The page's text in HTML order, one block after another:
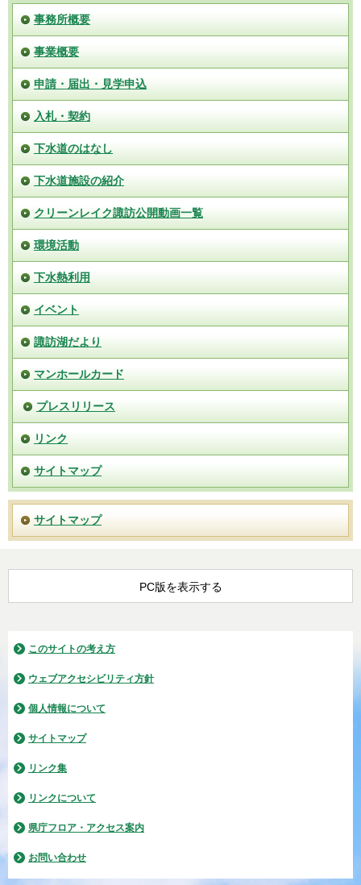
事務所概要
事業概要
申請・届出・見学申込
入札・契約
下水道のはなし
下水道施設の紹介
クリーンレイク諏訪公開動画一覧
環境活動
下水熱利用
イベント
諏訪湖だより
マンホールカード
プレスリリース
リンク
サイトマップ
サイトマップ
PC版を表示する
このサイトの考え方
ウェブアクセシビリティ方針
個人情報について
サイトマップ
リンク集
リンクについて
県庁フロア・アクセス案内
お問い合わせ